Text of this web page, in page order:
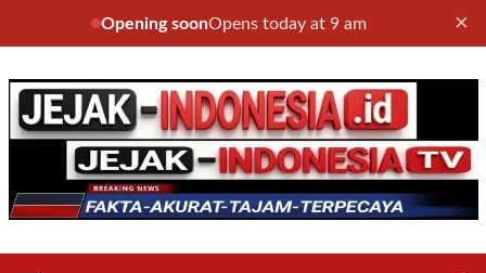
Opening soonOpens today at 9 am ×
to
content